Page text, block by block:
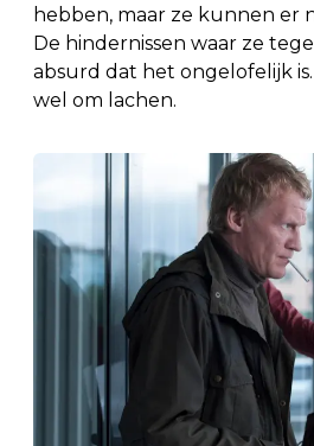
hebben, maar ze kunnen er
De hindernissen waar ze
absurd dat het ongelofelijk
wel om lachen.